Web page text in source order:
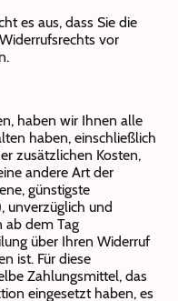
es aus, dass Sie die
vor
haben wir Ihnen alle
haben, einschließlich
zusätzlichen Kosten,
andere Art der
günstigste
unverzüglich und
ab dem Tag
über Ihren Widerruf
ist. Für diese
Zahlungsmittel, das
eingesetzt haben, es